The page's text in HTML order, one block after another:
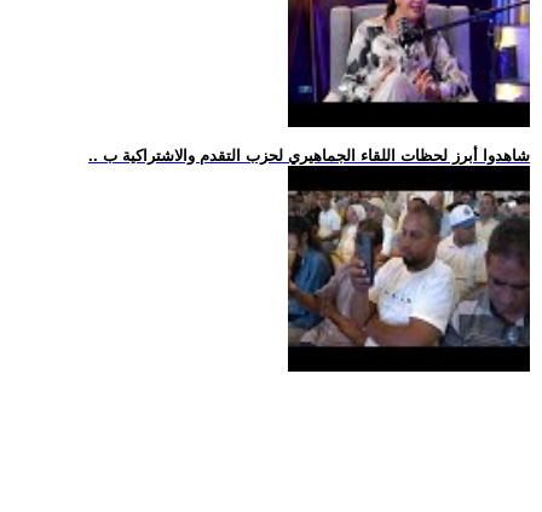
.. شاهدوا أبرز لحظات اللقاء الجماهيري لحزب التقدم والاشتراكية ب